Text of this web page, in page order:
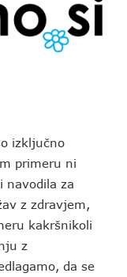
izključno
primeru ni
navodila za
z zdravjem,
kakršnikoli
z
da se